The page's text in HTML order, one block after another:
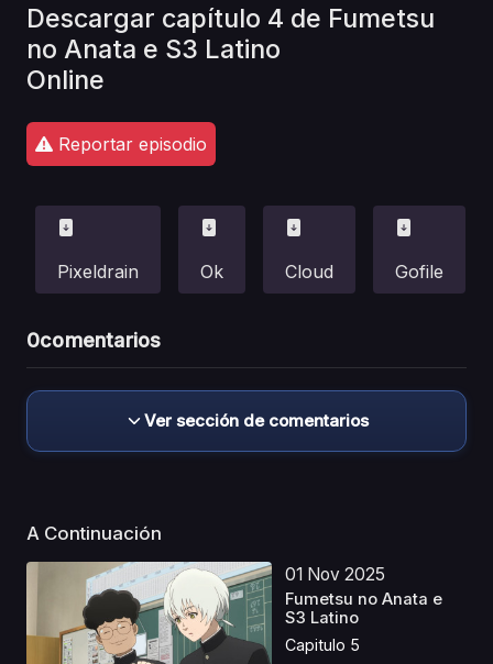
Descargar capítulo 4 de Fumetsu
no Anata e S3 Latino
Online
Reportar episodio
Pixeldrain Ok Cloud Gofile
0comentarios
Ver sección de comentarios
A Continuación
01 Nov 2025
Fumetsu no Anata e
S3 Latino
Capitulo 5